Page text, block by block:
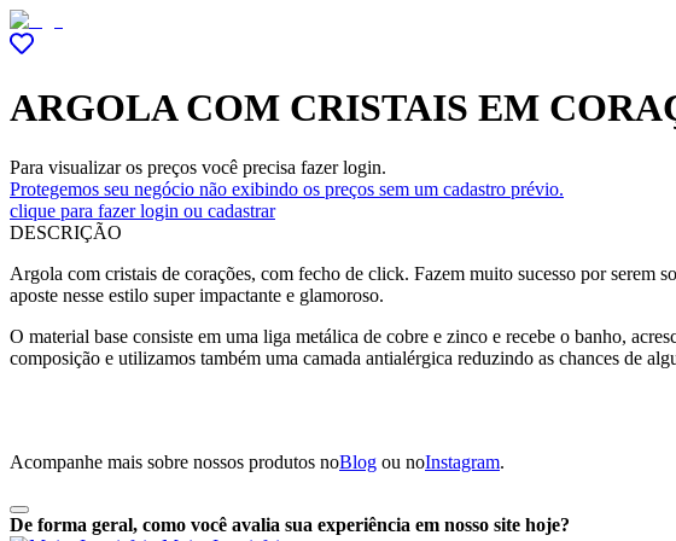
ARGOLA COM CRISTAIS EM
Para visualizar os preços você precisa fazer login.
Protegemos seu negócio não exibindo os preços sem um cadastro prévio.
clique para fazer login ou cadastrar
DESCRIÇÃO
Argola com cristais de corações, com fecho de click. Fazem muito sucesso por serem
aposte nesse estilo super impactante e glamoroso.
O material base consiste em uma liga metálica de cobre e zinco e recebe o banho,
composição e utilizamos também uma camada antialérgica reduzindo as chances de
Acompanhe mais sobre nossos produtos noBlog ou noInstagram.
De forma geral, como você avalia sua experiência em nosso site hoje?